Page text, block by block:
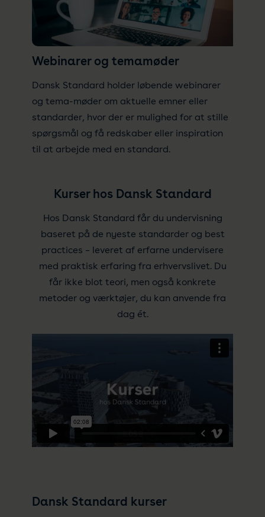
Webinarer og temamøder
Dansk Standard holder løbende webinarer
og tema-møder om aktuelle emner eller
standarder, hvor der er mulighed for at stille
spørgsmål og få redskaber eller inspiration
til at arbejde med en standard.
Kurser hos Dansk Standard
Hos Dansk Standard får du undervisning
baseret på de nyeste standarder og best
practices – leveret af erfarne undervisere
med praktisk erfaring fra erhvervslivet. Du
får ikke blot teori, men også konkrete
metoder og værktøjer, du kan anvende fra
dag ét.
Dansk Standard kurser